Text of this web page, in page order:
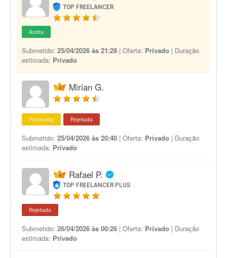
TOP FREELANCER
Aceita
Submetido: 25/04/2026 às 21:28 | Oferta: Privado | Duração
estimada: Privado
Mirian G.
Promovida Rejeitada
Submetido: 25/04/2026 às 20:40 | Oferta: Privado | Duração
estimada: Privado
Rafael P.
TOP FREELANCER PLUS
Rejeitada
Submetido: 26/04/2026 às 00:26 | Oferta: Privado | Duração
estimada: Privado